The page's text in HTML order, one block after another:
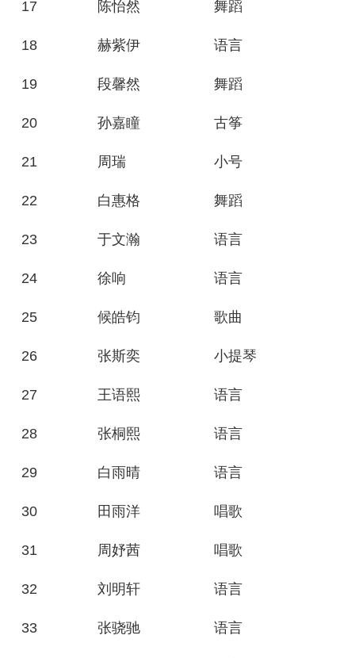
17 陈怡然 舞蹈
18 赫紫伊 语言
19 段馨然 舞蹈
20 孙嘉瞳 古筝
21 周瑞 小号
22 白惠格 舞蹈
23 于文瀚 语言
24 徐响 语言
25 候皓钧 歌曲
26 张斯奕 小提琴
27 王语熙 语言
28 张桐熙 语言
29 白雨晴 语言
30 田雨洋 唱歌
31 周妤茜 唱歌
32 刘明轩 语言
33 张骁驰 语言